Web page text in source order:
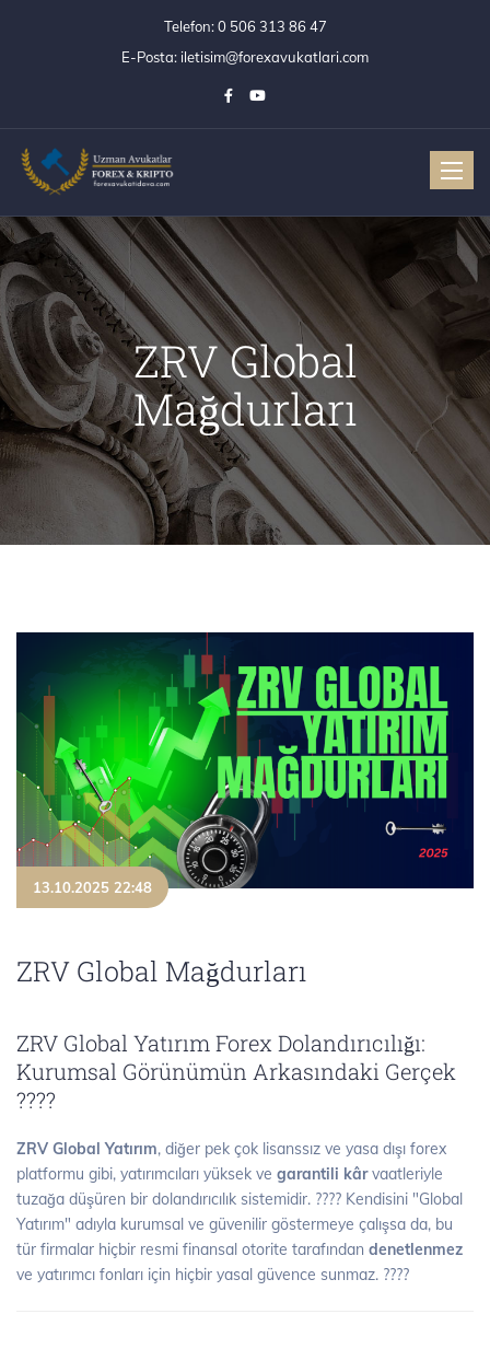
Telefon:0 506 313 86 47
E-Posta: iletisim@forexavukatlari.com
ZRV Global
Mağdurları
13.10.2025 22:48
ZRV Global Mağdurları
ZRV Global Yatırım Forex Dolandırıcılığı:
Kurumsal Görünümün Arkasındaki Gerçek
????
ZRV Global Yatırım, diğer pek çok lisanssız ve yasa dışı forex
platformu gibi, yatırımcıları yüksek ve garantili kârvaatleriyle
tuzağa düşüren bir dolandırıcılık sistemidir. ???? Kendisini "Global
Yatırım" adıyla kurumsal ve güvenilir göstermeye çalışsa da, bu
tür firmalar hiçbir resmi finansal otorite tarafından denetlenmez
ve yatırımcı fonları için hiçbir yasal güvence sunmaz. ????